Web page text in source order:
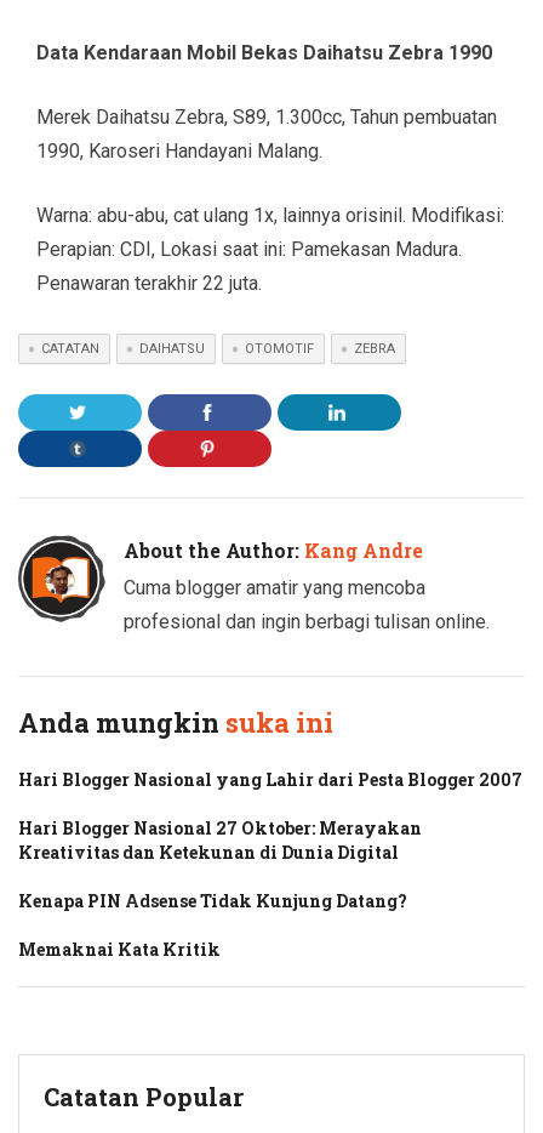
Data Kendaraan Mobil Bekas Daihatsu Zebra 1990
Merek Daihatsu Zebra, S89, 1.300cc, Tahun pembuatan
1990, Karoseri Handayani Malang.
Warna: abu-abu, cat ulang 1x, lainnya orisinil. Modifikasi:
Perapian: CDI, Lokasi saat ini: Pamekasan Madura.
Penawaran terakhir 22 juta.
CATATAN DAIHATSU OTOMOTIF ZEBRA
About the Author: Kang Andre
Cuma blogger amatir yang mencoba
profesional dan ingin berbagi tulisan online.
Anda mungkin suka ini
Hari Blogger Nasional yang Lahir dari Pesta Blogger 2007
Hari Blogger Nasional 27 Oktober: Merayakan
Kreativitas dan Ketekunan di Dunia Digital
Kenapa PIN Adsense Tidak Kunjung Datang?
Memaknai Kata Kritik
Catatan Popular